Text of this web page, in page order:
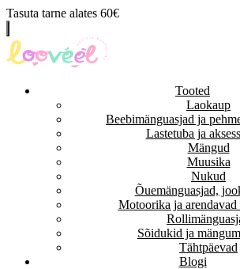
Tasuta tarne alates 60€
Tooted
Laokaup
Beebimänguasjad ja
Lastetuba ja
Mängud
Muusika
Nukud
Õuemänguasjad,
Motoorika ja arendavad
Sõidukid ja
Tähtpäevad
Blogi